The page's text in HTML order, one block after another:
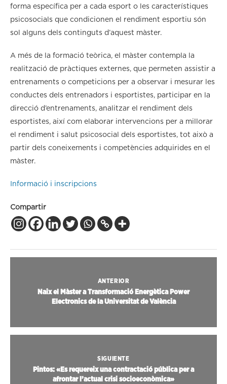
forma específica per a cada esport o les característiques
psicosocials que condicionen el rendiment esportiu són
sol alguns dels continguts d’aquest màster.
A més de la formació teòrica, el màster contempla la
realització de pràctiques externes, que permeten assistir a
entrenaments o competicions per a observar i mesurar les
conductes dels entrenadors i esportistes, participar en la
direcció d’entrenaments, analitzar el rendiment dels
esportistes, així com elaborar intervencions per a millorar
el rendiment i salut psicosocial dels esportistes, tot això a
partir dels coneixements i competències adquirides en el
màster.
Informació i inscripcions
Compartir
ANTERIOR
Naix el Màster a Transformació Energètica Power
Electronics de la Universitat de València
SIGUIENTE
Pintos: «Es requereix una contractació pública per a
afrontar l’actual crisi socioeconòmica»